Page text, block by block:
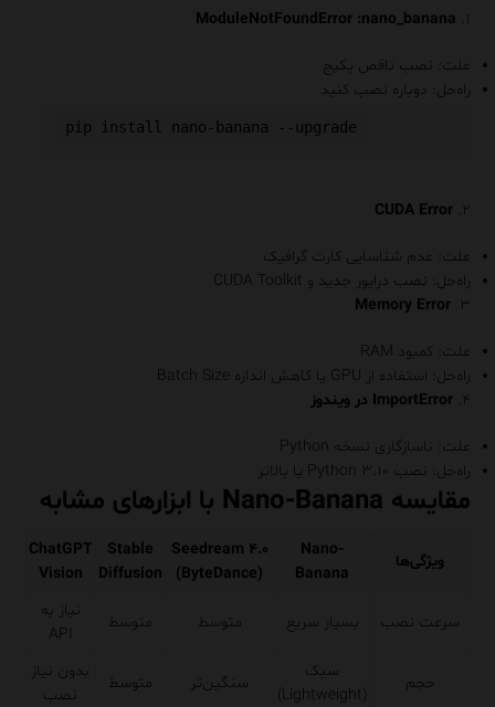
۱. ModuleNotFoundError :nano_banana
علت: نصب ناقص پکیج
راه‌حل: دوباره نصب کنید
۲. CUDA Error
علت: عدم شناسایی کارت گرافیک
راه‌حل: نصب درایور جدید و CUDA Toolkit
۳. Memory Error
علت: کمبود RAM
راه‌حل: استفاده از GPU یا کاهش اندازه Batch Size
۴. ImportError در ویندوز
علت: ناسازگاری نسخه Python
راه‌حل: نصب Python ۳.۱۰ یا بالاتر
مقایسه Nano-Banana با ابزارهای مشابه
ویژگی‌ها
Nano-
Banana
Seedream ۴.۰
(ByteDance)
Stable
Diffusion
ChatGPT
Vision
سرعت نصب بسیار سریع متوسط متوسط
نیاز به
API
حجم
سبک
(Lightweight)
سنگین‌تر متوسط
بدون نیاز
نصب